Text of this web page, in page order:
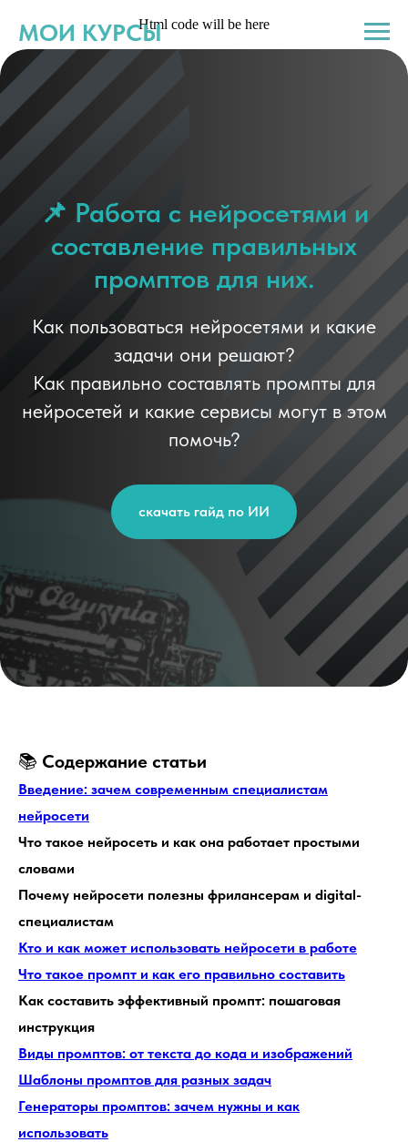
Html code will be here
МОИ КУРСЫ
📌 Работа с нейросетями и
составление правильных
промптов для них.
Как пользоваться нейросетями и какие
задачи они решают?
Как правильно составлять промпты для
нейросетей и какие сервисы могут в этом
помочь?
скачать гайд по ИИ
📚 Содержание статьи
Введение: зачем современным специалистам
нейросети
Что такое нейросеть и как она работает простыми
словами
Почему нейросети полезны фрилансерам и digital-
специалистам
Кто и как может использовать нейросети в работе
Что такое промпт и как его правильно составить
Как составить эффективный промпт: пошаговая
инструкция
Виды промптов: от текста до кода и изображений
Шаблоны промптов для разных задач
Генераторы промптов: зачем нужны и как
использовать